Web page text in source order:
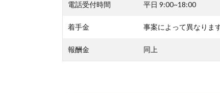
電話受付時間 平日 9:00~18:00
着手金 事案によって異なりま
報酬金 同上